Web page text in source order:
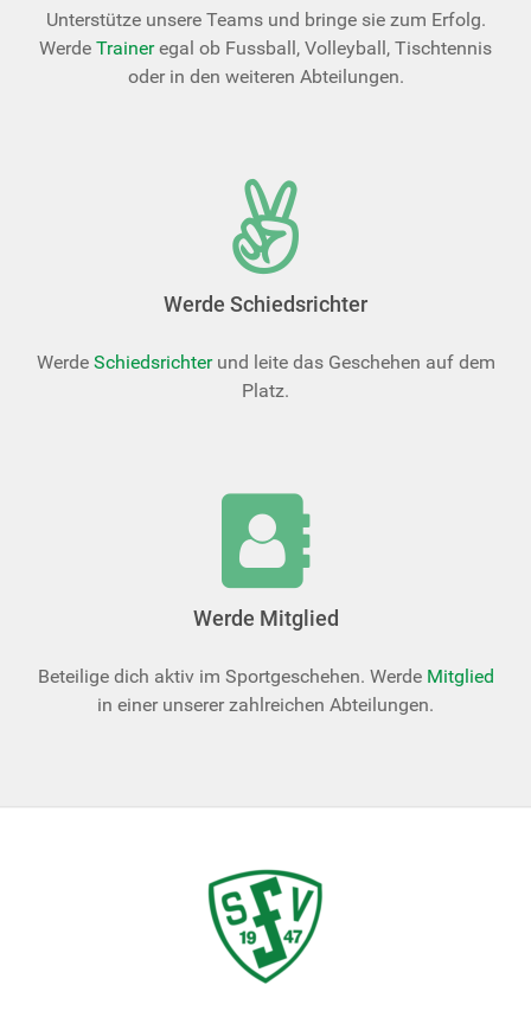
Unterstütze unsere Teams und bringe sie zum Erfolg.
Werde Traineregal ob Fussball, Volleyball, Tischtennis
oder in den weiteren Abteilungen.
Werde Schiedsrichter
Werde Schiedsrichterund leite das Geschehen auf dem
Platz.
Werde Mitglied
Beteilige dich aktiv im Sportgeschehen. Werde Mitglied
in einer unserer zahlreichen Abteilungen.